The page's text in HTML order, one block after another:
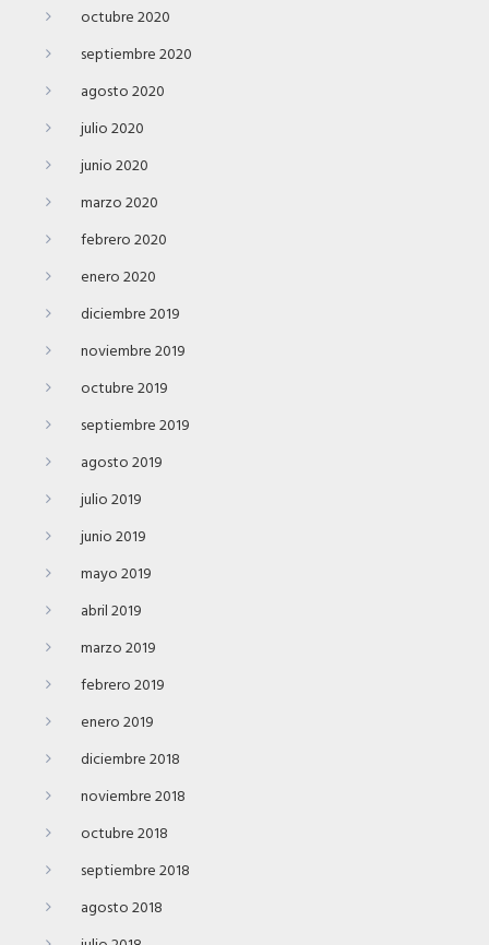
octubre 2020
septiembre 2020
agosto 2020
julio 2020
junio 2020
marzo 2020
febrero 2020
enero 2020
diciembre 2019
noviembre 2019
octubre 2019
septiembre 2019
agosto 2019
julio 2019
junio 2019
mayo 2019
abril 2019
marzo 2019
febrero 2019
enero 2019
diciembre 2018
noviembre 2018
octubre 2018
septiembre 2018
agosto 2018